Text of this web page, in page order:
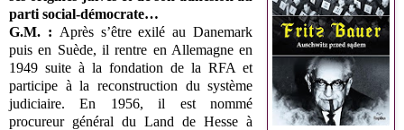
parti social-démocrate…
G.M. : Après s’être exilé au Danemark
puis en Suède, il rentre en Allemagne en
1949 suite à la fondation de la RFA et
participe à la reconstruction du système
judiciaire. En 1956, il est nommé
procureur général du Land de Hesse à